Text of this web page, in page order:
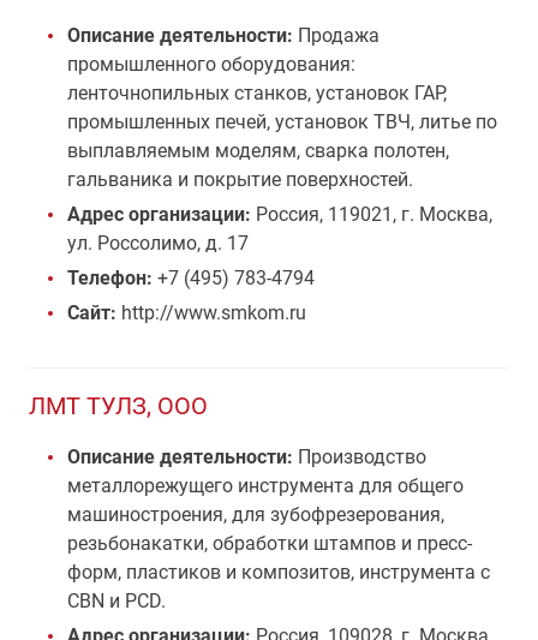
Описание деятельности: Продажа
промышленного оборудования:
ленточнопильных станков, установок ГАР,
промышленных печей, установок ТВЧ, литье по
выплавляемым моделям, сварка полотен,
гальваника и покрытие поверхностей.
Адрес организации: Россия, 119021, г. Москва,
ул. Россолимо, д. 17
Телефон: +7 (495) 783-4794
Сайт: http://www.smkom.ru
ЛМТ ТУЛЗ, ООО
Описание деятельности: Производство
металлорежущего инструмента для общего
машиностроения, для зубофрезерования,
резьбонакатки, обработки штампов и пресс-
форм, пластиков и композитов, инструмента с
CBN и PCD.